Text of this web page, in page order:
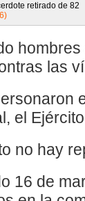
retirado de 82
las
el
no hay
16 de